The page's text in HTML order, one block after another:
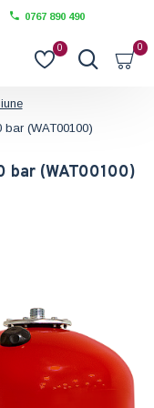
0767 890 490
0 0
bar (WAT00100)
bar (WAT00100)